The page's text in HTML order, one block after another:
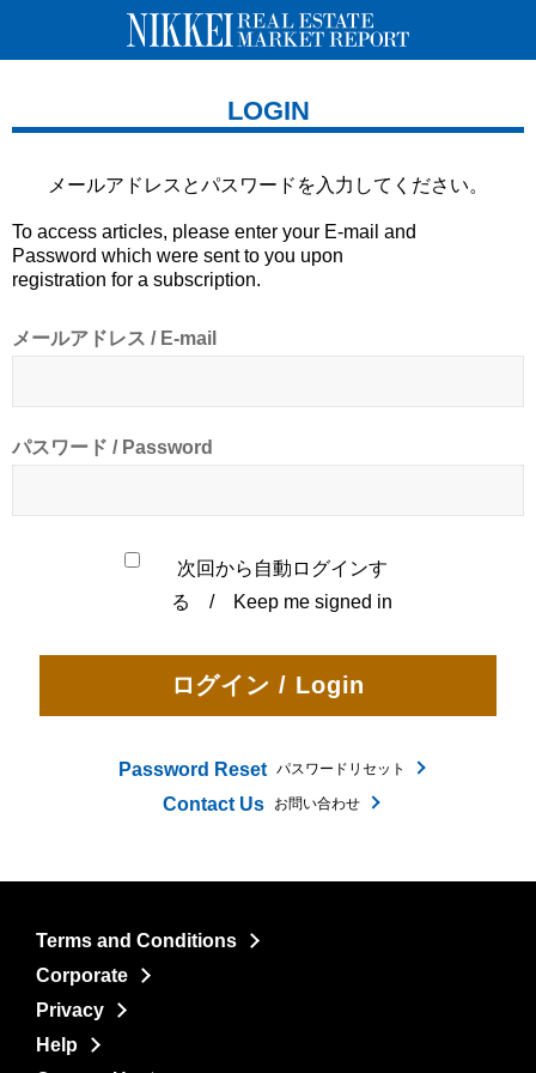
LOGIN
メールアドレスとパスワードを 入力してください。
To access articles, please enter your E-mail and
Password which were sent to you upon
registration for a subscription.
メールアドレス / E-mail
パスワード / Password
次回から自動ログインす
る / Keep me signed in
Password Reset パスワードリセット
Contact Us お問い合わせ
Terms and Conditions
Corporate
Privacy
Help